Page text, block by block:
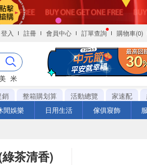
登入 註冊 會員中心 訂單查詢 購物車(0)
米
銷
整箱購划算 活動總覽 家速配
閒娛樂
日用生活 傢俱寢飾
茶清香)